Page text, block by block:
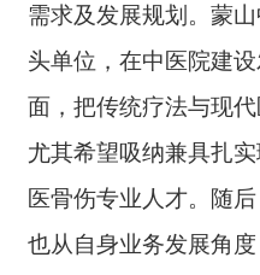
需求及发展规划。蒙
头单位，在中医院建
面，把传统疗法与现
尤其希望吸纳兼具扎
医骨伤专业人才。随
也从自身业务发展角